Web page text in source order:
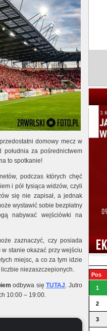
domowy mecz w
południa za pośrednictwem
to spotkanie!
podczas których chęć
i pół tysiąca widzów, czyli
się nie zapisał, a jednak
wystawić sobie bezpłatny
nabywać wejściówki na
zaznaczyć, czy posiada
stanie okazać przy wejściu
miejsc, a co za tym idzie
niezaszczepionych.
odbywa sięTUTAJ. Jutro
10:00 – 19:00.
Pos
1
2
3